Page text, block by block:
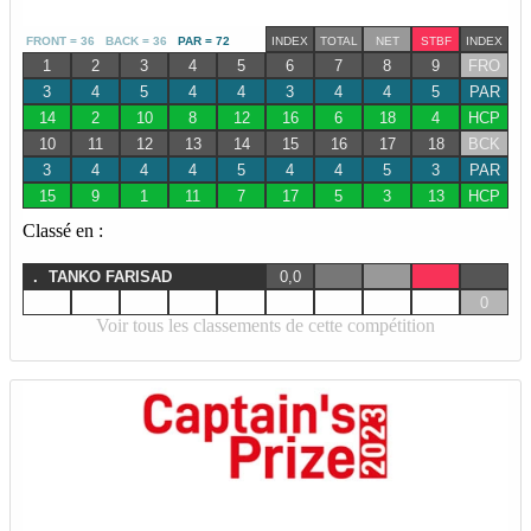
FRONT = 36 BACK = 36 PAR = 72 INDEX TOTAL NET STBF INDEX
1 2 3 4 5 6 7 8 9
FRO
3
4 5 4 4 3 4 4 5
PAR
14
2 10 8 12 16 6 18 4
HCP
10
11 12 13 14 15 16 17 18
BCK
3
4 4 4 5 4 4 5 3
PAR
15
9 1 11 7 17 5 3 13 HCP
Classé en :
. TANKO FARISAD
0,0
0
Voir tous les classements de cette compétition